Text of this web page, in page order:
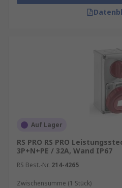
Auf Lager
RS PRO RS PRO
3P+N+PE / 32A, Wand IP67
RS Best.-Nr. 214-4265
Zwischensumme (1 Stück)